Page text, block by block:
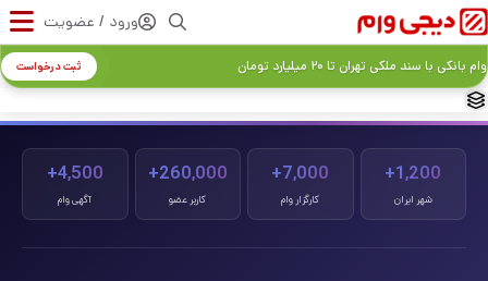
ورود / عضویت
وام بانکی با سند ملکی تهران تا ۲۰ میلیارد تومان ثبت درخواست
1,200+
شهر ایران
7,000+
کارگزار وام
260,000+
کاربر عضو
4,500+
آگهی وام